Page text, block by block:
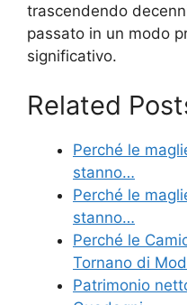
trascendendo
passato in un modo
significativo.
Related
Perché le
stanno…
Perché le
stanno…
Perché le
Tornano di
Patrimonio